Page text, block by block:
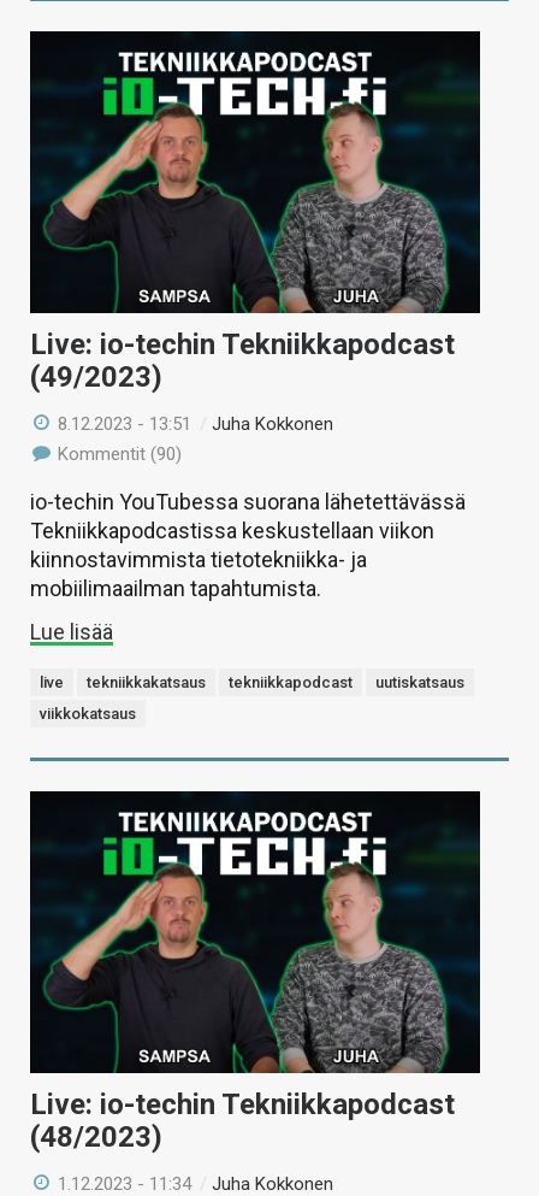
Live: io-techin Tekniikkapodcast
(49/2023)
8.12.2023 - 13:51 /Juha Kokkonen
Kommentit (90)
io-techin YouTubessa suorana lähetettävässä
Tekniikkapodcastissa keskustellaan viikon
kiinnostavimmista tietotekniikka- ja
mobiilimaailman tapahtumista.
Lue lisää
live tekniikkakatsaus tekniikkapodcast
uutiskatsaus
viikkokatsaus
Live: io-techin Tekniikkapodcast
(48/2023)
1.12.2023 - 11:34 /Juha Kokkonen